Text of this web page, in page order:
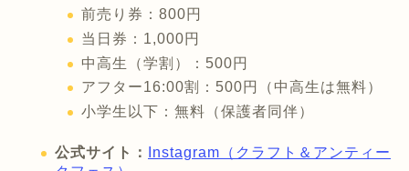
前売り券：800円
当日券：1,000円
中高生（学割）：500円
アフター16:00割：500円（中高生は無料）
小学生以下：無料（保護者同伴）
公式サイト：
Instagram（クラフト＆アンティー